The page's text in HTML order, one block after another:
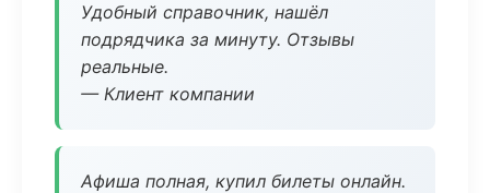
Удобный справочник, нашёл
подрядчика за минуту. Отзывы
реальные.
— Клиент компании
Афиша полная, купил билеты онлайн.